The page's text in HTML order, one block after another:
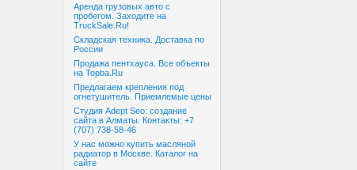
Аренда грузовых авто с
пробегом. Заходите на
TruckSale.Ru!
Складская техника. Доставка по
России
Продажа пентхауса. Все объекты
на Topba.Ru
Предлагаем крепления под
огнетушитель. Приемлемые цены
Студия Adept Seo: создание
сайта в Алматы. Контакты: +7
(707) 738-58-46
У нас можно купить масляной
радиатор в Москве. Каталог на
сайте